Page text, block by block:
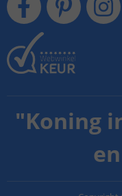
"Koning